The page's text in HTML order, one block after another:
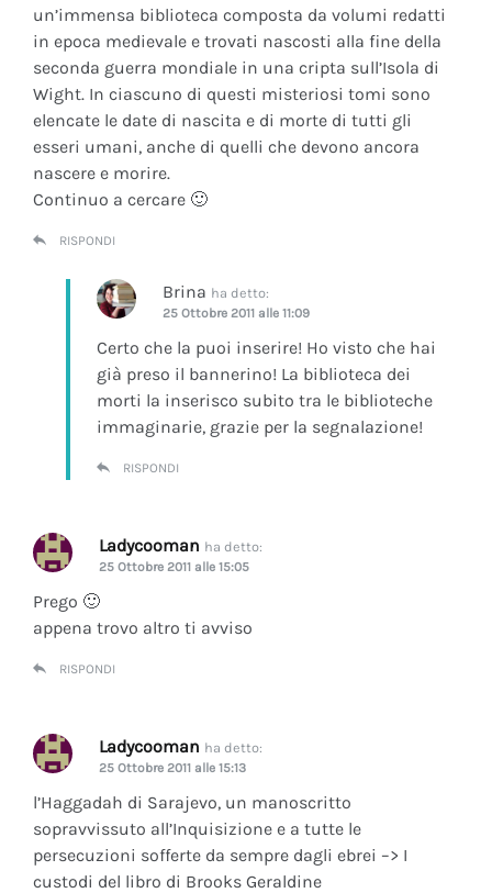
un’immensa biblioteca composta da volumi redatti
in epoca medievale e trovati nascosti alla fine della
seconda guerra mondiale in una cripta sull’Isola di
Wight. In ciascuno di questi misteriosi tomi sono
elencate le date di nascita e di morte di tutti gli
esseri umani, anche di quelli che devono ancora
nascere e morire.
Continuo a cercare 🙂
RISPONDI
Brina ha detto:
25 Ottobre 2011 alle 11:09
Certo che la puoi inserire! Ho visto che hai
già preso il bannerino! La biblioteca dei
morti la inserisco subito tra le biblioteche
immaginarie, grazie per la segnalazione!
RISPONDI
Ladycooman ha detto:
25 Ottobre 2011 alle 15:05
Prego 🙂
appena trovo altro ti avviso
RISPONDI
Ladycooman ha detto:
25 Ottobre 2011 alle 15:13
l’Haggadah di Sarajevo, un manoscritto
sopravvissuto all’Inquisizione e a tutte le
persecuzioni sofferte da sempre dagli ebrei –> I
custodi del libro di Brooks Geraldine